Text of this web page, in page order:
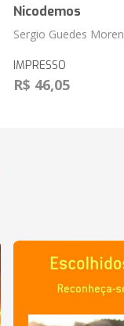
Nicodemos
Sergio Guedes
IMPRESSO
R$ 46,05